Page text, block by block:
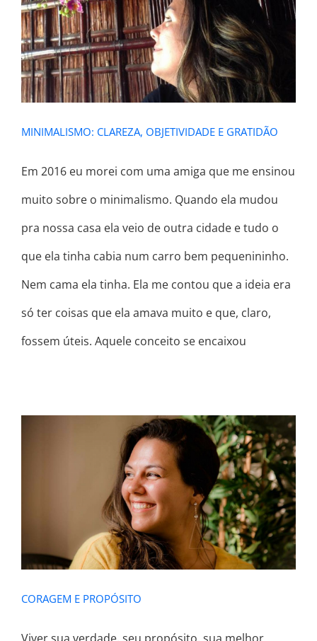
MINIMALISMO: CLAREZA,
OBJETIVIDADE E GRATIDÃO
MINIMALISMO: CLAREZA, OBJETIVIDADE E GRATIDÃO
Em 2016 eu morei com uma amiga que me ensinou
muito sobre o minimalismo. Quando ela mudou
pra nossa casa ela veio de outra cidade e tudo o
que ela tinha cabia num carro bem pequenininho.
Nem cama ela tinha. Ela me contou que a ideia era
só ter coisas que ela amava muito e que, claro,
fossem úteis. Aquele conceito se encaixou
CORAGEM E PROPÓSITO
CORAGEM E PROPÓSITO